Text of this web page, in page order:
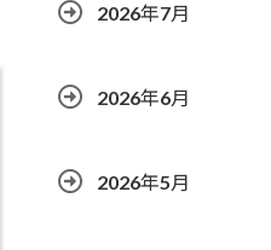
2026年7月
2026年6月
2026年5月